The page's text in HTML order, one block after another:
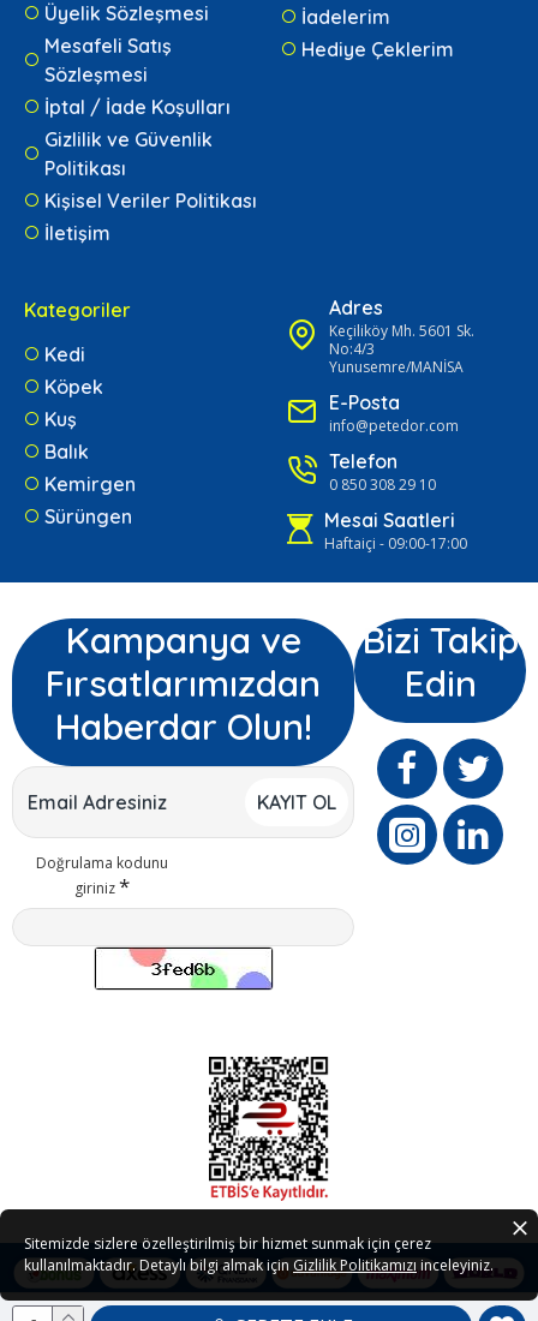
Üyelik Sözleşmesi
Mesafeli Satış
Sözleşmesi
İptal / İade Koşulları
Gizlilik ve Güvenlik
Politikası
Kişisel Veriler Politikası
İletişim
İadelerim
Hediye Çeklerim
Kategoriler
Kedi
Köpek
Kuş
Balık
Kemirgen
Sürüngen
Adres
Keçiliköy Mh. 5601 Sk.
No:4/3
Yunusemre/MANİSA
E-Posta
info@petedor.com
Telefon
0 850 308 29 10
Mesai Saatleri
Haftaiçi - 09:00-17:00
Kampanya ve
Fırsatlarımızdan
Haberdar Olun!
KAYIT OL
Doğrulama kodunu
giriniz
Bizi Takip
Edin
Sitemizde sizlere özelleştirilmiş bir hizmet sunmak için çerez
kullanılmaktadır. Detaylı bilgi almak için Gizlilik Politikamızı inceleyiniz.